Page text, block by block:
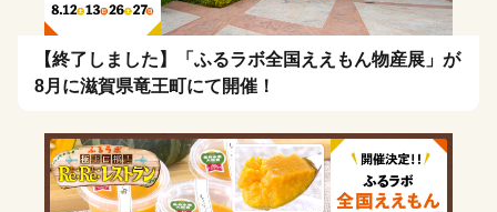
【終了しました】「ふるラボ全国ええもん物産展」が
8月に滋賀県竜王町にて開催！